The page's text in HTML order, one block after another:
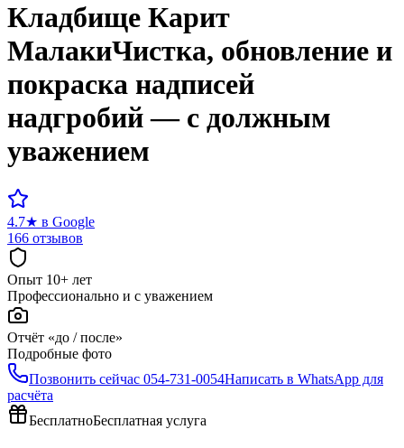
Кладбище Карит
МалакиЧистка, обновление и
покраска надписей
надгробий — с должным
уважением
4.7★ в Google
166 отзывов
Опыт 10+ лет
Профессионально и с уважением
Отчёт «до / после»
Подробные фото
Позвонить сейчас 054-731-0054Написать в WhatsApp для
расчёта
БесплатноБесплатная услуга